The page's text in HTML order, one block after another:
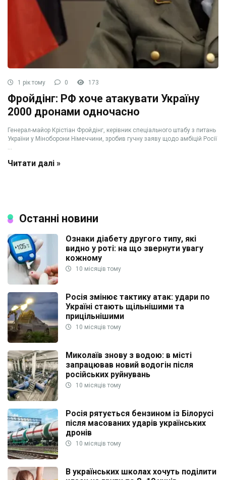
1 рік тому 0 173
Фройдінг: РФ хоче атакувати Україну
2000 дронами одночасно
Генерал-майор Крістіан Фройдінг, керівник спеціального штабу з питань
України у Міноборони Німеччини, зробив гучну заяву щодо амбіцій Росії
...
Читати далі »
Останні новини
Ознаки діабету другого типу, які
видно у роті: на що звернути увагу
кожному
10 місяців тому
Росія змінює тактику атак: удари по
Україні стають щільнішими та
прицільнішими
10 місяців тому
Миколаїв знову з водою: в місті
запрацював новий водогін після
російських руйнувань
10 місяців тому
Росія рятується бензином із Білорусі
після масованих ударів українських
дронів
10 місяців тому
В українських школах хочуть поділити